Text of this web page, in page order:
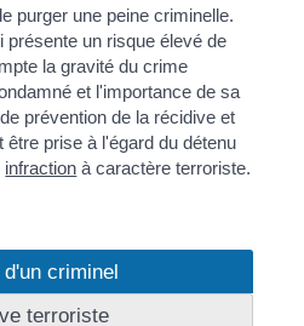
purger une peine criminelle.
présente un risque élevé de
la gravité du crime
et l'importance de sa
prévention de la récidive et
prise à l'égard du détenu
infraction à caractère terroriste.
criminel
terroriste